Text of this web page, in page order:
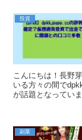
投資
こんにちは！長野
いる方々の間で
が話題となってい
副業